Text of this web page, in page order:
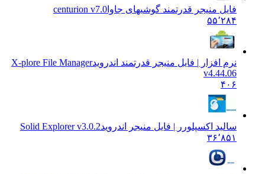
فایل منیجر قدرتمند گوشیهای جاوا centurion v7.0
۵۵٬۲۸۴
نرم افزار | فایل منیجر قدرتمند اندرویدX-plore File Manager
v4.44.06
۴۰۶
سالید اکسپلورر | فایل منیجر اندرویدSolid Explorer v3.0.2
۳۶٬۸۵۱